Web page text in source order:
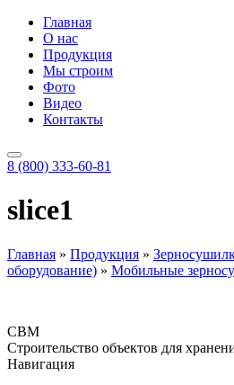
Главная
О нас
Продукция
Мы строим
Фото
Видео
Контакты
8 (800) 333-60-81
slice1
Главная » Продукция »
оборудование) » Мобильные
СВМ
Строительство объектов для
Навигация